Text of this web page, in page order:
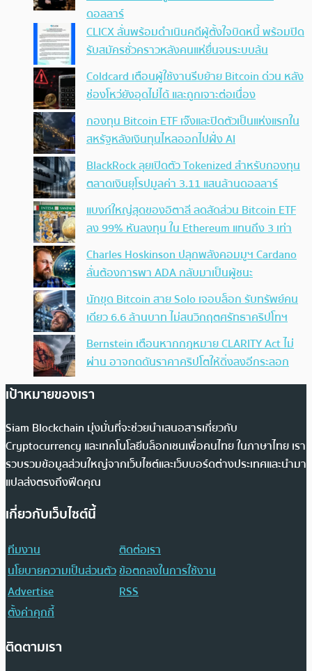
ดอลลาร์
CLICX ลั่นพร้อมดำเนินคดีผู้ตั้งใจบิดหนี้ พร้อมปิด
รับสมัครชั่วคราวหลังคนแห่ยื่นจนระบบล้น
Coldcard เตือนผู้ใช้งานรีบย้าย Bitcoin ด่วน หลัง
ช่องโหว่ยังอุดไม่ได้ และถูกเจาะต่อเนื่อง
กองทุน Bitcoin ETF เจ๊งและปิดตัวเป็นแห่งแรกใน
สหรัฐหลังเงินทุนไหลออกไปฝั่ง AI
BlackRock ลุยเปิดตัว Tokenized สำหรับกองทุน
ตลาดเงินยุโรปมูลค่า 3.11 แสนล้านดอลลาร์
แบงก์ใหญ่สุดของอิตาลี ลดสัดส่วน Bitcoin ETF
ลง 99% หันลงทุน ใน Ethereum แทนถึง 3 เท่า
Charles Hoskinson ปลุกพลังคอมมูฯ Cardano
ลั่นต้องการพา ADA กลับมาเป็นผู้ชนะ
นักขุด Bitcoin สาย Solo เจอบล็อก รับทรัพย์คน
เดียว 6.6 ล้านบาท ไม่สนวิกฤตศรัทธาคริปโทฯ
Bernstein เตือนหากกฎหมาย CLARITY Act ไม่
ผ่าน อาจกดดันราคาคริปโตให้ดิ่งลงอีกระลอก
เป้าหมายของเรา
Siam Blockchain มุ่งมั่นที่จะช่วยนำเสนอสารเกี่ยวกับ
Cryptocurrency และเทคโนโลยีบล็อกเชนเพื่อคนไทย ในภาษาไทย เรา
รวบรวมข้อมูลส่วนใหญ่จากเว็บไซต์และเว็บบอร์ดต่างประเทศและนำมา
แปลส่งตรงถึงฟีดคุณ
เกี่ยวกับเว็บไซต์นี้
ทีมงาน
ติดต่อเรา
นโยบายความเป็นส่วนตัวข้อตกลงในการใช้งาน
Advertise
RSS
ตั้งค่าคุกกี้
ติดตามเรา